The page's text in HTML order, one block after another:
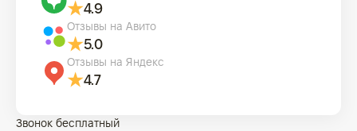
4.9
Отзывы на Авито
5.0
Отзывы на Яндекс
4.7
Звонок бесплатный